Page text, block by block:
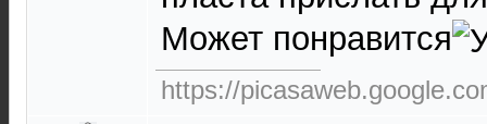
Может понравится
https://